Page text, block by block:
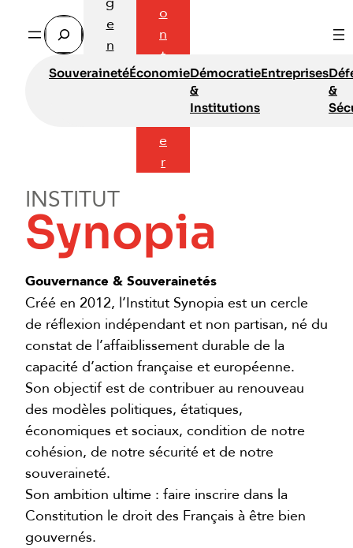
Rechercher
e
n
d
o
n
t
a
e
r
SouverainetéÉconomieDémocratie
&
Institutions
Entreprises
&
INSTITUT
Synopia
Gouvernance & Souverainetés
Créé en 2012, l’Institut Synopia est un cercle
de réflexion indépendant et non partisan, né du
constat de l’affaiblissement durable de la
capacité d’action française et européenne.
Son objectif est de contribuer au renouveau
des modèles politiques, étatiques,
économiques et sociaux, condition de notre
cohésion, de notre sécurité et de notre
souveraineté.
Son ambition ultime : faire inscrire dans la
Constitution le droit des Français à être bien
gouvernés.